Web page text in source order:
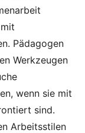
Pädagogen
Werkzeugen
wenn sie mit
sind.
Arbeitsstilen